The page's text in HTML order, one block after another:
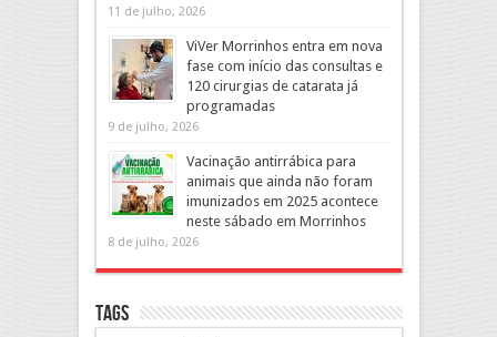
11 de julho, 2026
ViVer Morrinhos entra em nova
fase com início das consultas e
120 cirurgias de catarata já
programadas
9 de julho, 2026
Vacinação antirrábica para
animais que ainda não foram
imunizados em 2025 acontece
neste sábado em Morrinhos
8 de julho, 2026
Tags